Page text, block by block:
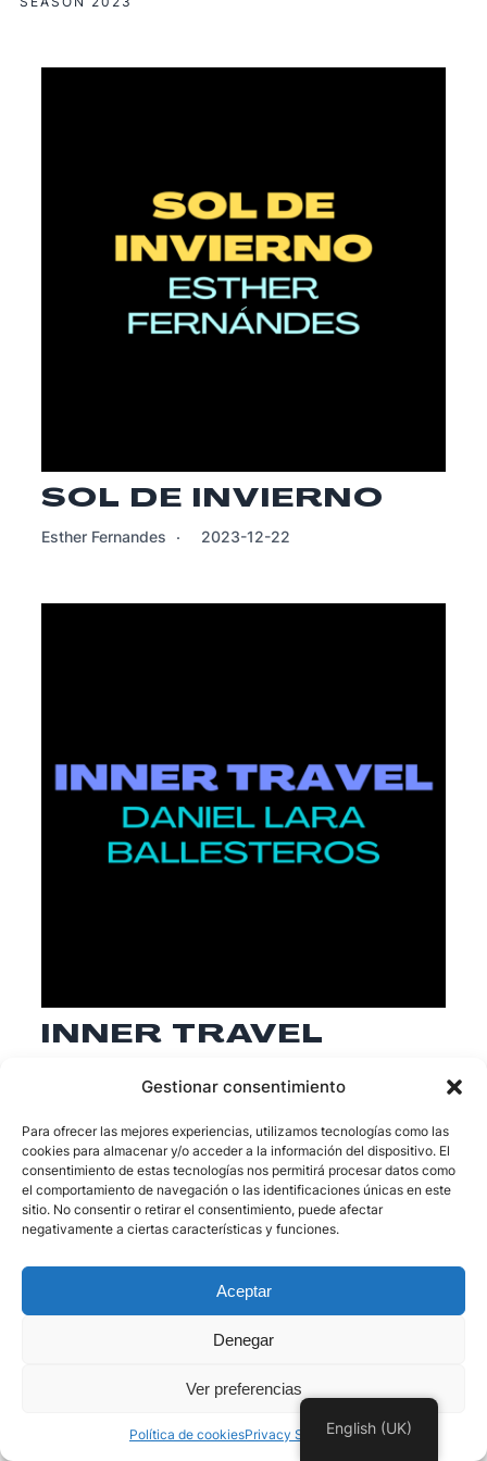
Gestionar consentimiento
Para ofrecer las mejores experiencias, utilizamos tecnologías como las
cookies para almacenar y/o acceder a la información del dispositivo. El
consentimiento de estas tecnologías nos permitirá procesar datos como
el comportamiento de navegación o las identificaciones únicas en este
sitio. No consentir o retirar el consentimiento, puede afectar
negativamente a ciertas características y funciones.
Aceptar
Denegar
Ver preferencias
Política de cookiesPrivacy Statement
SOL DE INVIERNO
Esther Fernandes 2023-12-22
INNER TRAVEL
English (UK)